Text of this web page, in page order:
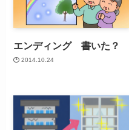
エンディング 書いた？
2014.10.24